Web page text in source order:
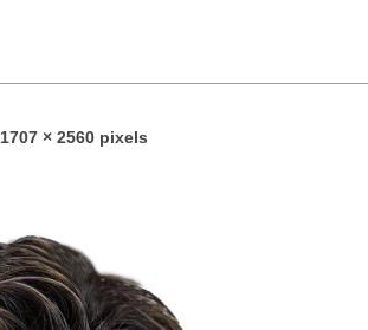
1707 × 2560 pixels